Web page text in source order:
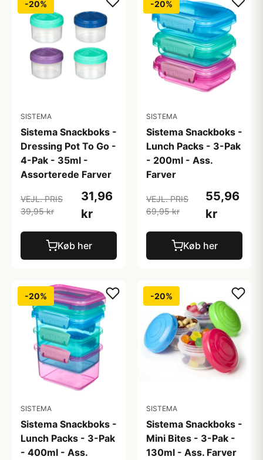
-20%
SISTEMA
Sistema Snackboks -
Dressing Pot To Go -
4-Pak - 35ml -
Assorterede Farver
VEJL. PRIS
39,95 kr
31,96
kr
Køb her
-20%
SISTEMA
Sistema Snackboks -
Lunch Packs - 3-Pak
- 200ml - Ass.
Farver
VEJL. PRIS
69,95 kr
55,96
kr
Køb her
-20%
SISTEMA
Sistema Snackboks -
Lunch Packs - 3-Pak
- 400ml - Ass.
-20%
SISTEMA
Sistema Snackboks -
Mini Bites - 3-Pak -
130ml - Ass. Farver